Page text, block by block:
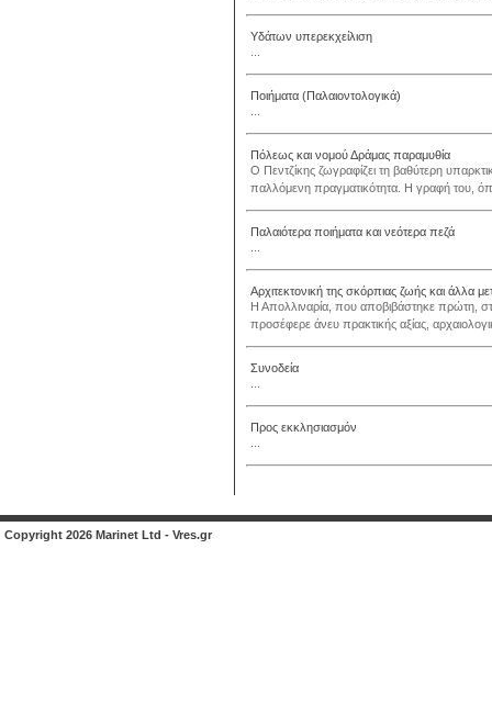
Υδάτων υπερεκχείλιση
Ποιήματα (Παλαιοντολογικά)
Πόλεως και νομού Δράμας παραμυθία
Ο Πεντζίκης ζωγραφίζει τη βαθύτερη
παλλόμενη πραγματικότητα. Η γραφή του,
Παλαιότερα ποιήματα και νεότερα πεζά
Αρχιτεκτονική της σκόρπιας ζωής και άλλα
H Aπολλιναρία, που αποβιβάστηκε πρώτη,
προσέφερε άνευ πρακτικής αξίας,
Συνοδεία
Προς εκκλησιασμόν
Copyright 2026 Marinet Ltd - Vres.gr